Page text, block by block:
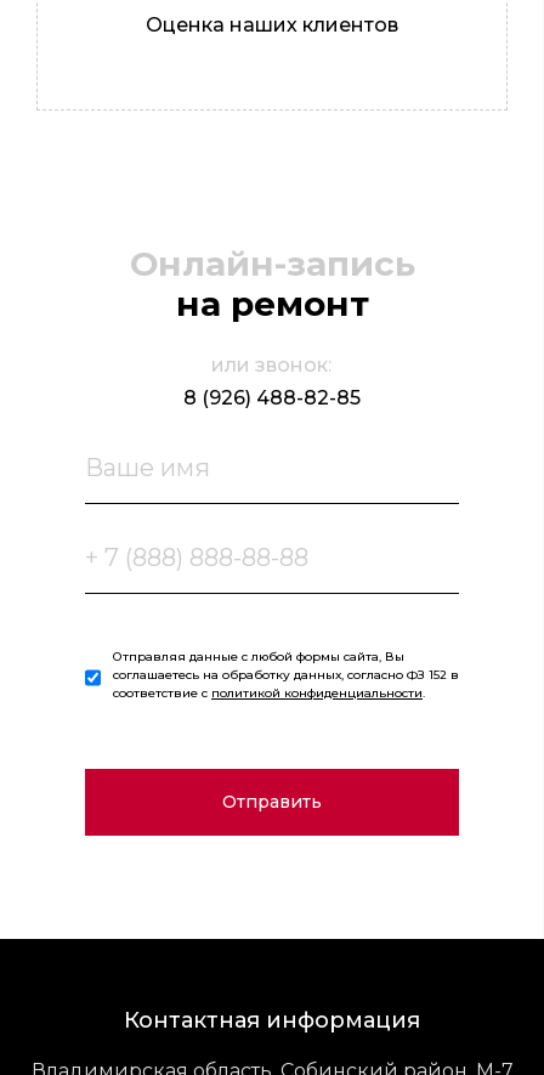
Оценка наших клиентов
Онлайн-запись
на ремонт
или звонок:
8 (926) 488-82-85
Отправляя данные с любой формы сайта, Вы
соглашаетесь на обработку данных, согласно ФЗ 152 в
соответствие с политикой конфиденциальности.
Контактная информация